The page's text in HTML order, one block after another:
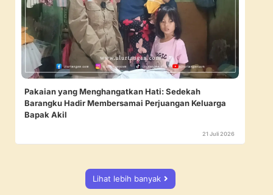
Pakaian yang Menghangatkan Hati: Sedekah
Barangku Hadir Membersamai Perjuangan Keluarga
Bapak Akil
21 Juli 2026
Lihat lebih banyak